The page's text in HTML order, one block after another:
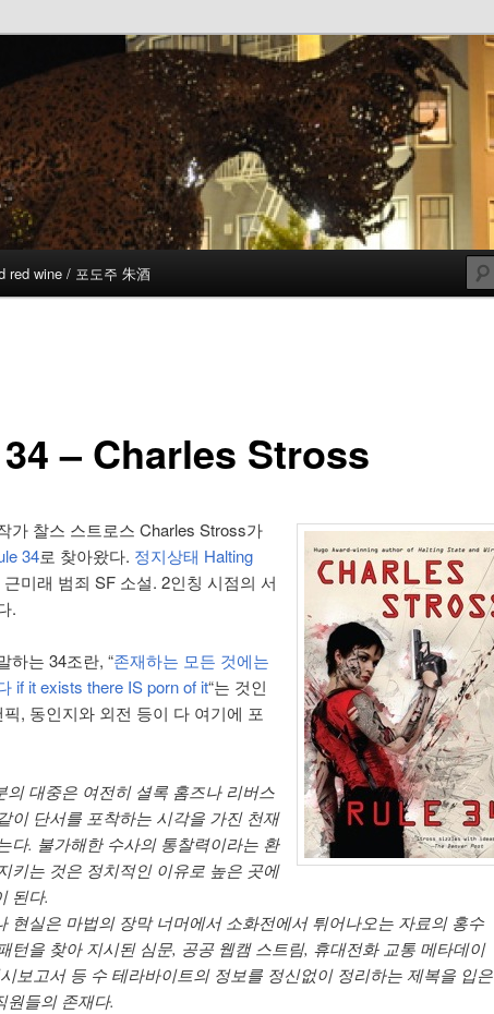
red wine / 포도주 朱酒
– Charles Stross
가 찰스 스트로스 Charles Stross가
34로 찾아왔다. 정지상태 Halting
미래 범죄 SF 소설. 2인칭 시점의 서
.
하는 34조란, “존재하는 모든 것에는
if it exists there IS porn of it“는 것인
, 동인지와 외전 등이 다 여기에 포
의 대중은 여전히 셜록 홈즈나 리버스
이 단서를 포착하는 시각을 가진 천재
다. 불가해한 수사의 통찰력이라는 환
키는 것은 정치적인 이유로 높은 곳에
된다.
현실은 마법의 장막 너머에서 소화전에서 튀어나오는 자료의 홍수
턴을 찾아 지시된 심문, 공공 웹캠 스트림, 휴대전화 교통 메타데이
보고서 등 수 테라바이트의 정보를 정신없이 정리하는 제복을 입은
원들의 존재다.